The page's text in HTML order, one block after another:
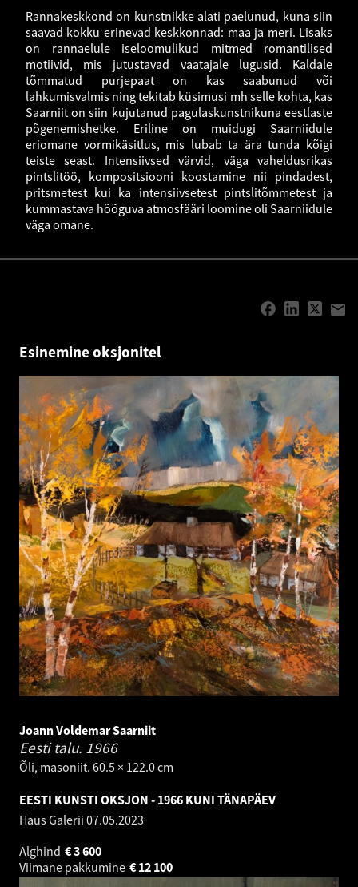
Rannakeskkond on kunstnikke alati paelunud, kuna siin
saavad kokku erinevad keskkonnad: maa ja meri. Lisaks
on rannaelule iseloomulikud mitmed romantilised
motiivid, mis jutustavad vaatajale lugusid. Kaldale
tõmmatud purjepaat on kas saabunud või
lahkumisvalmis ning tekitab küsimusi mh selle kohta, kas
Saarniit on siin kujutanud pagulaskunstnikuna eestlaste
põgenemishetke. Eriline on muidugi Saarniidule
eriomane vormikäsitlus, mis lubab ta ära tunda kõigi
teiste seast. Intensiivsed värvid, väga vaheldusrikas
pintslitöö, kompositsiooni koostamine nii pindadest,
pritsmetest kui ka intensiivsetest pintslitõmmetest ja
kummastava hõõguva atmosfääri loomine oli Saarniidule
väga omane.
Esinemine oksjonitel
Joann Voldemar Saarniit
Eesti talu. 1966
Õli, masoniit. 60.5 × 122.0 cm
EESTI KUNSTI OKSJON - 1966 KUNI TÄNAPÄEV
Haus Galerii 07.05.2023
Alghind
3 600
€
Viimane pakkumine
12 100
€